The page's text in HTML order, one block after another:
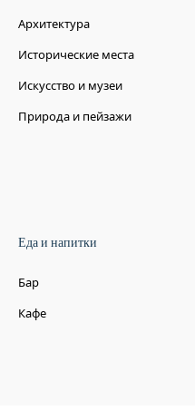
Архитектура
Исторические места
Искусство и музеи
Природа и пейзажи
Еда и напитки
Бар
Кафе